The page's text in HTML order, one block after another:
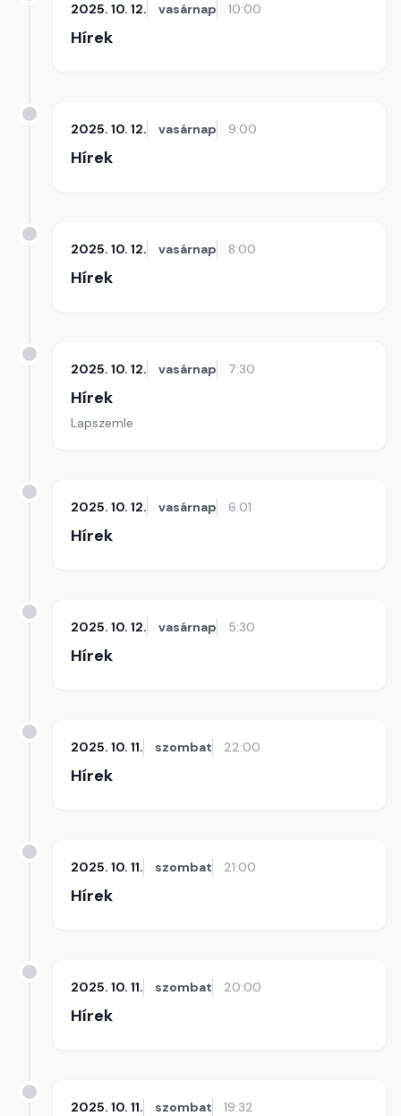
2025. 10. 12. vasárnap 10:00
Hírek
2025. 10. 12. vasárnap 9:00
Hírek
2025. 10. 12. vasárnap 8:00
Hírek
2025. 10. 12. vasárnap 7:30
Hírek
Lapszemle
2025. 10. 12. vasárnap 6:01
Hírek
2025. 10. 12. vasárnap 5:30
Hírek
2025. 10. 11. szombat 22:00
Hírek
2025. 10. 11. szombat 21:00
Hírek
2025. 10. 11. szombat 20:00
Hírek
2025. 10. 11. szombat 19:32